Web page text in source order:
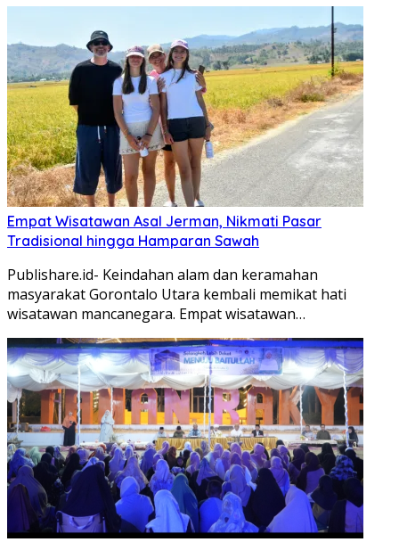
Empat Wisatawan Asal Jerman, Nikmati Pasar
Tradisional hingga Hamparan Sawah
Publishare.id- Keindahan alam dan keramahan
masyarakat Gorontalo Utara kembali memikat hati
wisatawan mancanegara. Empat wisatawan…